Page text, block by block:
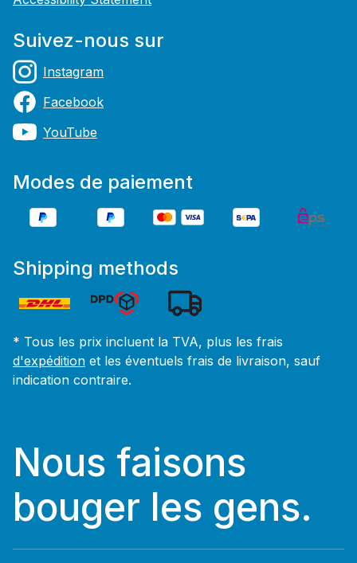
Suivez-nous sur
Instagram
Facebook
YouTube
Modes de paiement
Shipping methods
* Tous les prix incluent la TVA, plus les frais
d'expédition et les éventuels frais de livraison, sauf
indication contraire.
Nous faisons
bouger les gens.